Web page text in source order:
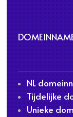
NL
Tijdelijke
Unieke